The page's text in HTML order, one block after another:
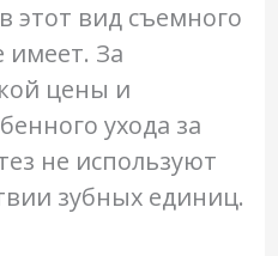
этот вид съемного
имеет. За
цены и
ухода за
не используют
зубных единиц.